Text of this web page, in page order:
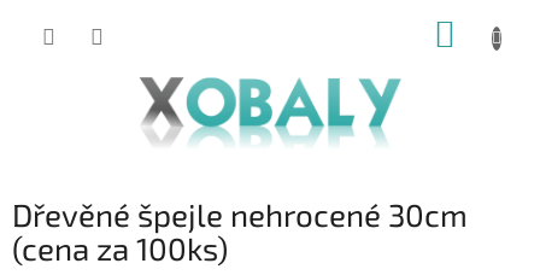
KOŠÍK
Dřevěné špejle nehrocené 30cm
(cena za 100ks)